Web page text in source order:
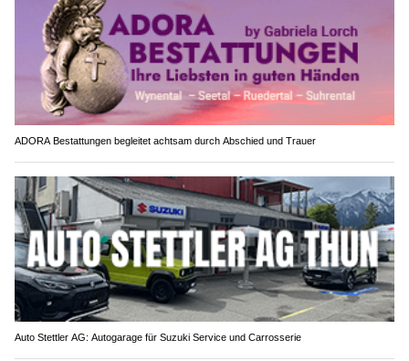
ADORA Bestattungen begleitet achtsam durch Abschied und Trauer
Auto Stettler AG: Autogarage für Suzuki Service und Carrosserie